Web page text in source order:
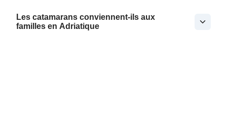
Les catamarans conviennent-ils aux
familles en Adriatique